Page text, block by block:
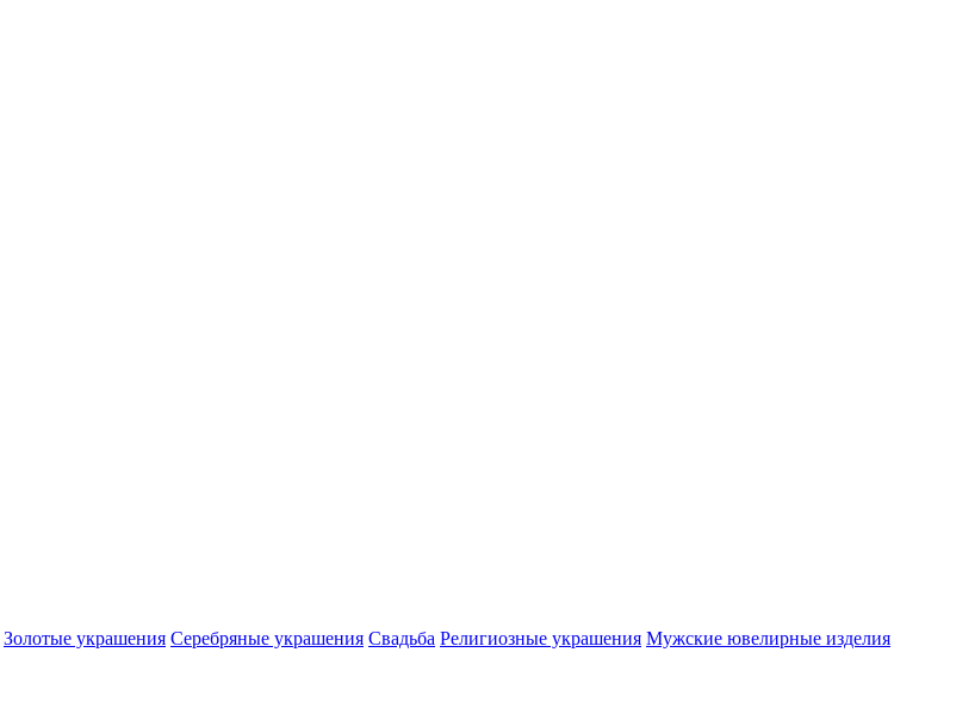
Золотые украшения Серебряные украшения Свадьба Религиозные украшения Мужские ювелирные изделия